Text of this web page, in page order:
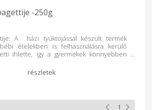
-250g
A házi tyúktojással készült termék
ételekben is felhasználásra kerülő
ihlette, így a gyermekek könnyebben